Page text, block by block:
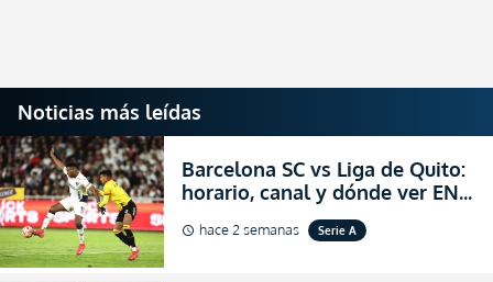
Noticias más leídas
Barcelona SC vs Liga de Quito:
horario, canal y dónde ver EN
VIVO la Fecha 22 de la LigaPro
2026
schedule hace 2 semanas Serie A